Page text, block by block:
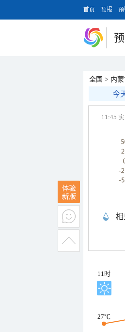
首页 预报
全国 > 内
今
11:45
相
11时
27℃